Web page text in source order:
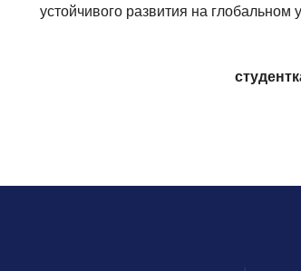
устойчивого развития на глобальном